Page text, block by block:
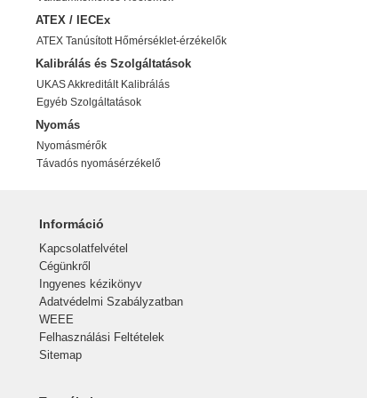
ATEX / IECEx
ATEX Tanúsított Hőmérséklet-érzékelők
Kalibrálás és Szolgáltatások
UKAS Akkreditált Kalibrálás
Egyéb Szolgáltatások
Nyomás
Nyomásmérők
Távadós nyomásérzékelő
Információ
Kapcsolatfelvétel
Cégünkről
Ingyenes kézikönyv
Adatvédelmi Szabályzatban
WEEE
Felhasználási Feltételek
Sitemap